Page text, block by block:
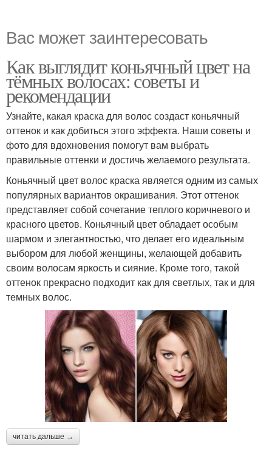
Вас может заинтересовать
Как выглядит коньячный цвет на
тёмных волосах: советы и
рекомендации
Узнайте, какая краска для волос создаст коньячный
оттенок и как добиться этого эффекта. Наши советы и
фото для вдохновения помогут вам выбрать
правильные оттенки и достичь желаемого результата.
Коньячный цвет волос краска является одним из самых
популярных вариантов окрашивания. Этот оттенок
представляет собой сочетание теплого коричневого и
красного цветов. Коньячный цвет обладает особым
шармом и элегантностью, что делает его идеальным
выбором для любой женщины, желающей добавить
своим волосам яркость и сияние. Кроме того, такой
оттенок прекрасно подходит как для светлых, так и для
темных волос.
читать дальше →